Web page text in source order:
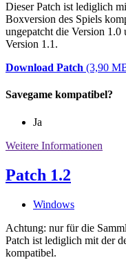
Dieser Patch ist lediglich
Boxversion des Spiels
ungepatcht die Version 1.0
Version 1.1.
Download Patch (3,90
Savegame kompatibel?
Ja
Weitere Informationen
Patch 1.2
Windows
Achtung: nur für die
Patch ist lediglich mit der
kompatibel.